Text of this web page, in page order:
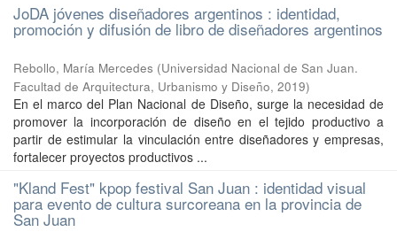
JoDA jóvenes diseñadores argentinos : identidad,
promoción y difusión de libro de diseñadores argentinos
Rebollo, María Mercedes (Universidad Nacional de San Juan.
Facultad de Arquitectura, Urbanismo y Diseño, 2019)
En el marco del Plan Nacional de Diseño, surge la necesidad de
promover la incorporación de diseño en el tejido productivo a
partir de estimular la vinculación entre diseñadores y empresas,
fortalecer proyectos productivos ...
"Kland Fest" kpop festival San Juan : identidad visual
para evento de cultura surcoreana en la provincia de
San Juan